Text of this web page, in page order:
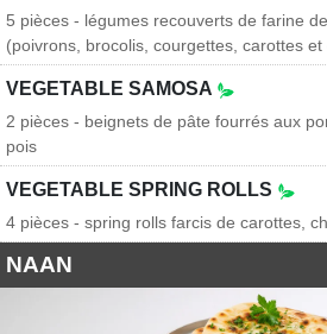
5 pièces - légumes recouverts de farine
(poivrons, brocolis, courgettes, carottes
VEGETABLE SAMOSA
2 pièces - beignets de pâte fourrés aux
pois
VEGETABLE SPRING ROLLS
4 pièces - spring rolls farcis de carottes,
NAAN